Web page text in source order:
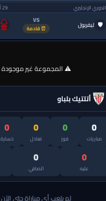
الدوري الإنجليزي 29 أغسطس - 14:30
🛡 ليفربول VS
⏰ قادمة
⚠️ المجموعة غير موجودة
أتلتيك بلباو
0
مباريات
0
فوز
0
تعادل
0
خسارة
0
عليه
0
الصافي
لم يلعب أي مباراة حتى الآن